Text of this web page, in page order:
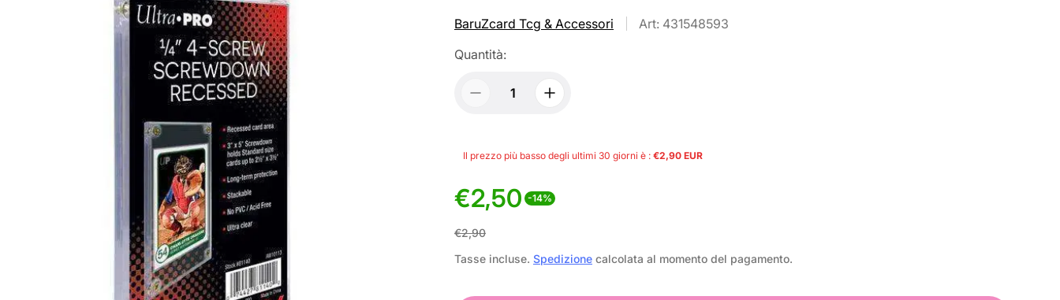
BaruZcard Tcg & Accessori
Art: 431548593
Quantità:
Il prezzo più basso degli ultimi 30 giorni è : €2,90 EUR
P
r
€2,50 -14%
P
r
€2,90
Tasse incluse. Spedizione calcolata al momento del pagamento.